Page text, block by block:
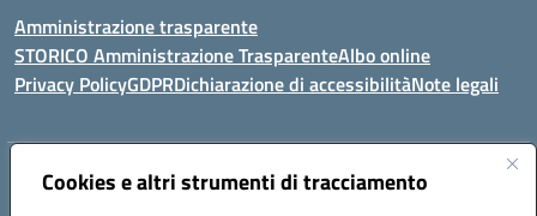
Cookies e altri strumenti di tracciamento
Amministrazione trasparente
STORICO Amministrazione TrasparenteAlbo online
Privacy PolicyGDPRDichiarazione di accessibilitàNote legali
Indirizzo:Piazza S. G. Bosco, 1 95014 Giarre (CT)